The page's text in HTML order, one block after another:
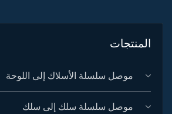
المنتجات
موصل سلسلة الأسلاك إلى اللوحة
موصل سلسلة سلك إلى سلك